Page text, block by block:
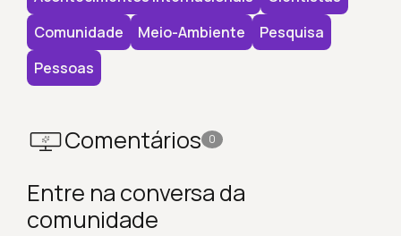
Comunidade
Meio-Ambiente
Pesquisa
Pessoas
Comentários 0
Entre na conversa da
comunidade